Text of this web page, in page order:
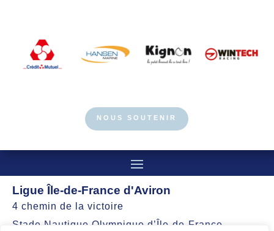
NOUS SOUTENIR
Ligue Île-de-France d'Aviron
4 chemin de la victoire
Stade Nautique Olympique d’Île-de-France